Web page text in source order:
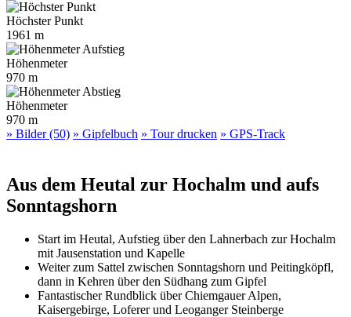
Höchster Punkt
1961 m
Höhenmeter
970 m
Höhenmeter
970 m
» Bilder (50) » Gipfelbuch » Tour drucken » GPS-Track
Aus dem Heutal zur Hochalm und aufs
Sonntagshorn
Start im Heutal, Aufstieg über den Lahnerbach zur Hochalm
mit Jausenstation und Kapelle
Weiter zum Sattel zwischen Sonntagshorn und Peitingköpfl,
dann in Kehren über den Südhang zum Gipfel
Fantastischer Rundblick über Chiemgauer Alpen,
Kaisergebirge, Loferer und Leoganger Steinberge